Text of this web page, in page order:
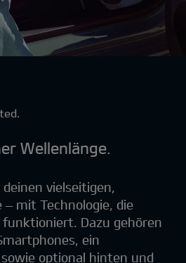
Wellenlänge.
vielseitigen,
mit Technologie, die
Dazu gehören
ein
optional hinten und